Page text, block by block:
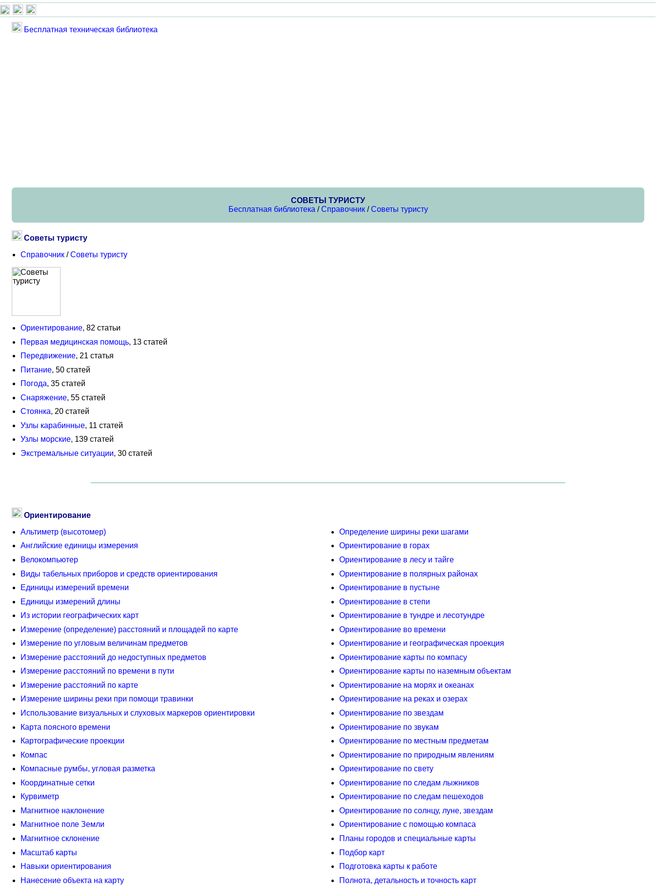
Бесплатная техническая библиотека
СОВЕТЫ ТУРИСТУ
Бесплатная библиотека /Справочник/Советы туристу
Советы туристу
Справочник /Советы туристу
Ориентирование, 82 статьи
Первая медицинская помощь, 13 статей
Передвижение, 21 статья
Питание, 50 статей
Погода, 35 статей
Снаряжение, 55 статей
Стоянка, 20 статей
Узлы карабинные, 11 статей
Узлы морские, 139 статей
Экстремальные ситуации, 30 статей
Ориентирование
Альтиметр (высотомер)
Английские единицы измерения
Велокомпьютер
Виды табельных приборов и средств ориентирования
Единицы измерений времени
Единицы измерений длины
Из истории географических карт
Измерение (определение) расстояний и площадей по карте
Измерение по угловым величинам предметов
Измерение расстояний до недоступных предметов
Измерение расстояний по времени в пути
Измерение расстояний по карте
Измерение ширины реки при помощи травинки
Использование визуальных и слуховых маркеров ориентировки
Карта поясного времени
Картографические проекции
Компас
Компасные румбы, угловая разметка
Координатные сетки
Курвиметр
Магнитное наклонение
Магнитное поле Земли
Магнитное склонение
Масштаб карты
Навыки ориентирования
Нанесение объекта на карту
Определение ширины реки шагами
Ориентирование в горах
Ориентирование в лесу и тайге
Ориентирование в полярных районах
Ориентирование в пустыне
Ориентирование в степи
Ориентирование в тундре и лесотундре
Ориентирование во времени
Ориентирование и географическая проекция
Ориентирование карты по компасу
Ориентирование карты по наземным объектам
Ориентирование на морях и океанах
Ориентирование на реках и озерах
Ориентирование по звездам
Ориентирование по звукам
Ориентирование по местным предметам
Ориентирование по природным явлениям
Ориентирование по свету
Ориентирование по следам лыжников
Ориентирование по следам пешеходов
Ориентирование по солнцу, луне, звездам
Ориентирование с помощью компаса
Планы городов и специальные карты
Подбор карт
Подготовка карты к работе
Полнота, детальность и точность карт